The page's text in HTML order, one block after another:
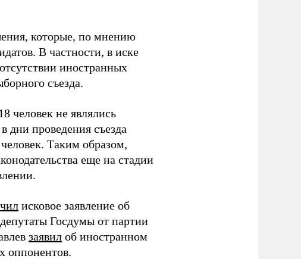
которые, по мнению
В частности, в иске
иностранных
съезда.
человек не являлись
дни проведения съезда
Таким образом,
еще на стадии
исковое заявление об
Госдумы от партии
заявил об иностранном
оппонентов.